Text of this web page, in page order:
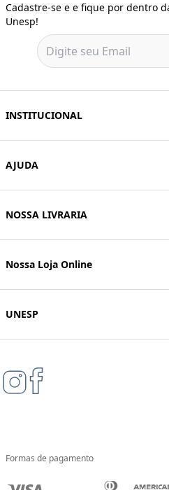
Cadastre-se e e fique por dentro
Unesp!
INSTITUCIONAL
AJUDA
NOSSA LIVRARIA
Nossa Loja Online
UNESP
Formas de pagamento